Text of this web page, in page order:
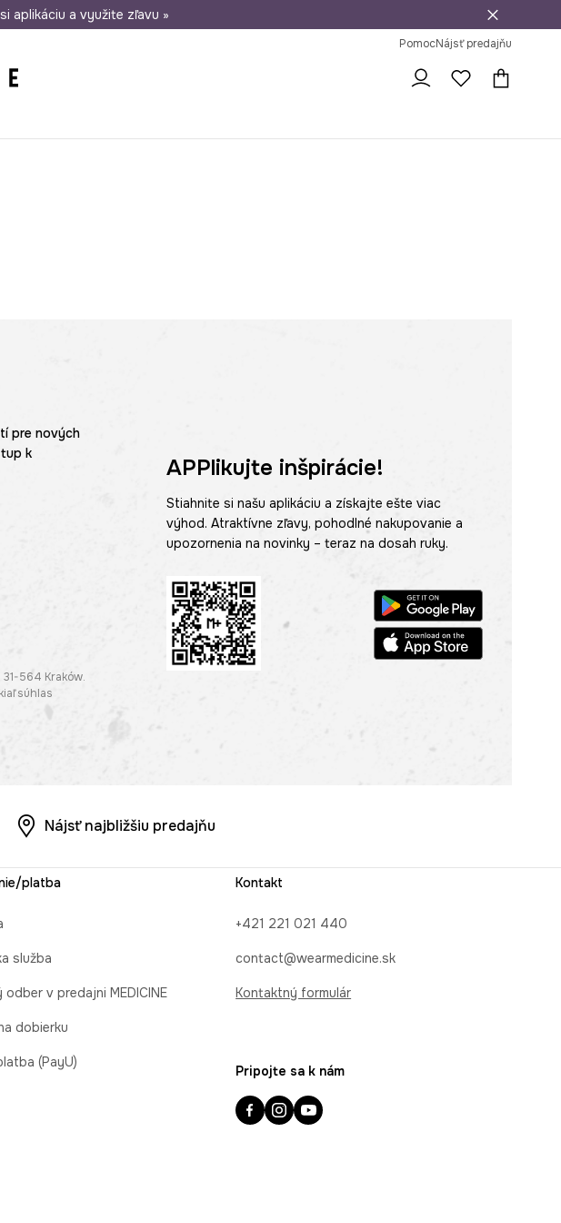
30 dní na vrátenie tovaru
aplikáciu a využite zľavu »
PomocNájsť predajňu
pre nových
k
564 Kraków.
súhlas
APPlikujte inšpirácie!
Stiahnite si našu aplikáciu a získajte ešte viac
výhod. Atraktívne zľavy, pohodlné nakupovanie a
upozornenia na novinky – teraz na dosah ruky.
Nájsť najbližšiu predajňu
platba
služba
odber v predajni MEDICINE
dobierku
(PayU)
Kontakt
+421 221 021 440
contact@wearmedicine.sk
Kontaktný formulár
Pripojte sa k nám